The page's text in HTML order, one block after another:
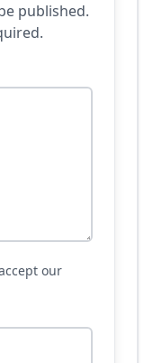
published.
our